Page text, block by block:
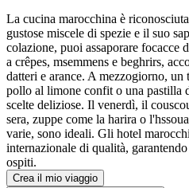
La cucina marocchina è
gustose miscele di spezie e il suo
colazione, puoi assaporare focacce
a crêpes, msemmens e beghrirs,
datteri e arance. A mezzogiorno,
pollo al limone confit o una pastilla
scelte deliziose. Il venerdì, il
sera, zuppe come la harira o
varie, sono ideali. Gli hotel
internazionale di qualità,
ospiti.
Crea il mio viaggio